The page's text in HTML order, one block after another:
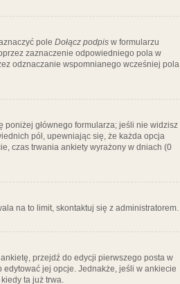
pole Dołącz podpis w formularzu
zaznaczenie odpowiedniego pola w
odznaczanie wspomnianego wcześniej pola
poniżej głównego formularza; jeśli nie widzisz
pól, upewniając się, że każda opcja
czas trwania ankiety wyrażony w dniach (0
na to limit, skontaktuj się z administratorem.
przejdź do edycji pierwszego posta w
edytować jej opcje. Jednakże, jeśli w ankiecie
ta już trwa.